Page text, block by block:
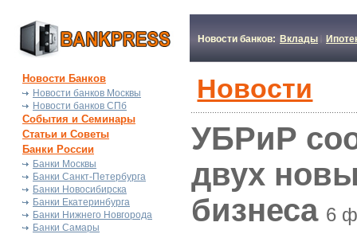
Новости банков: Вклады
Новости Банков
Новости банков Москвы
Новости банков СПб
События и Семинары
Статьи и Советы
Банки России
Банки Москвы
Банки Санкт-Петербурга
Банки Новосибирска
Банки Екатеринбурга
Банки Нижнего Новгорода
Банки Самары
Новости
УБРиР
двух
бизнеса 6